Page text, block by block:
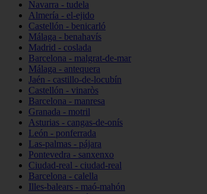
Navarra - tudela
Almería - el-ejido
Castellón - benicarló
Málaga - benahavís
Madrid - coslada
Barcelona - malgrat-de-mar
Málaga - antequera
Jaén - castillo-de-locubín
Castellón - vinaròs
Barcelona - manresa
Granada - motril
Asturias - cangas-de-onís
León - ponferrada
Las-palmas - pájara
Pontevedra - sanxenxo
Ciudad-real - ciudad-real
Barcelona - calella
Illes-balears - maó-mahón